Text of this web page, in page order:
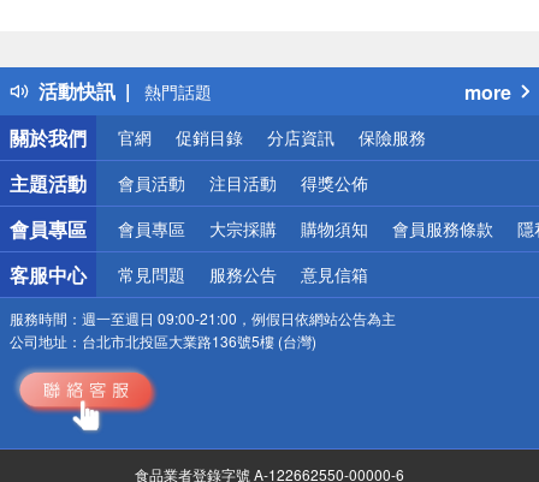
活動快訊
得獎公告
熱門話題
銀行優惠
偏遠地區配送
詐騙網頁！請小心！
more
關於我們
官網 促銷目錄 分店資訊 保險服務
主題活動 會員活動 注目活動 得獎公佈
會員專區 會員專區 大宗採購 購物須知 會員服務條款 隱
客服中心 常見問題 服務公告 意見信箱
服務時間： 週一至週日 09:00-21:00，例假日依網站公告為主
公司地址： 台北市北投區大業路136號5樓 (台灣)
食品業者登錄字號 A-122662550-00000-6